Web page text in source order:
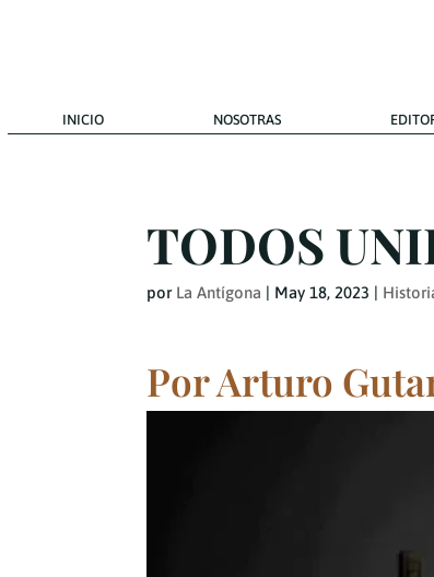
INICIO NOSOTRAS
TODOS
por La Antígona | May 18, 2023 |
Por Arturo